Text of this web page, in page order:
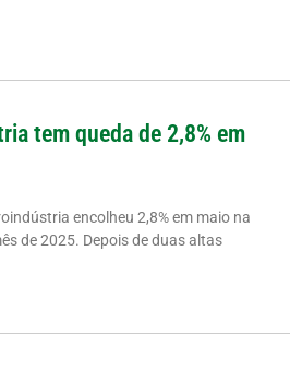
tem queda de 2,8% em
encolheu 2,8% em maio na
de 2025. Depois de duas altas